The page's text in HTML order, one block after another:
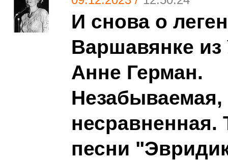
И снова о
Варшавянке из
Анне Герман.
Незабываемая,
несравненная.
песни